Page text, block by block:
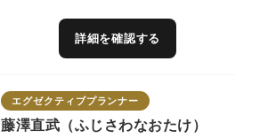
源から有効成分（特許出願中）を抽出し商品
化の支援,地域資源を活用した農家レストラ
詳細を確認する
エグゼクティブプランナー
藤澤直武（ふじさわなおたけ）